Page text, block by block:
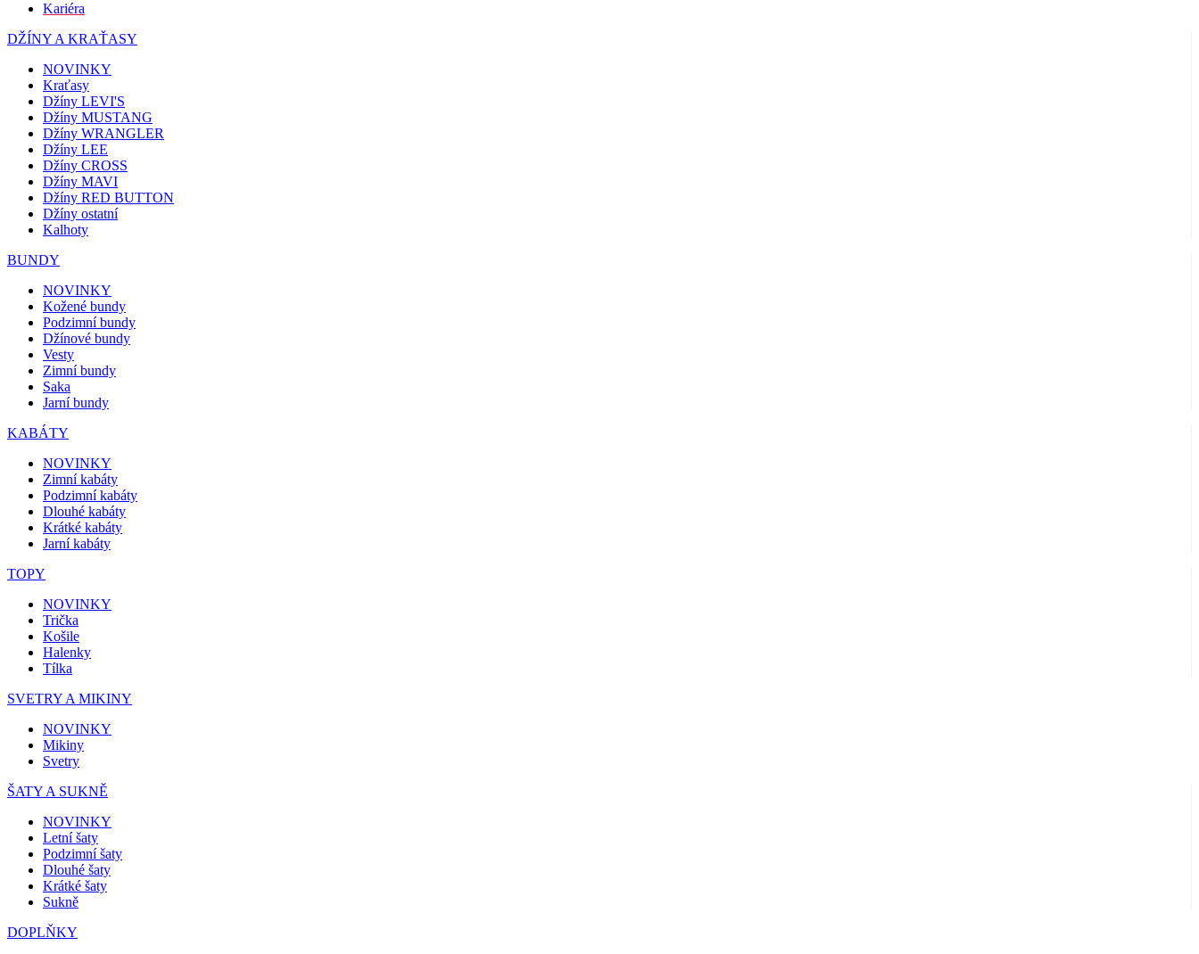
Kariéra
DŽÍNY A KRAŤASY
NOVINKY
Kraťasy
Džíny LEVI'S
Džíny MUSTANG
Džíny WRANGLER
Džíny LEE
Džíny CROSS
Džíny MAVI
Džíny RED BUTTON
Džíny ostatní
Kalhoty
BUNDY
NOVINKY
Kožené bundy
Podzimní bundy
Džínové bundy
Vesty
Zimní bundy
Saka
Jarní bundy
KABÁTY
NOVINKY
Zimní kabáty
Podzimní kabáty
Dlouhé kabáty
Krátké kabáty
Jarní kabáty
TOPY
NOVINKY
Trička
Košile
Halenky
Tílka
SVETRY A MIKINY
NOVINKY
Mikiny
Svetry
ŠATY A SUKNĚ
NOVINKY
Letní šaty
Podzimní šaty
Dlouhé šaty
Krátké šaty
Sukně
DOPLŇKY